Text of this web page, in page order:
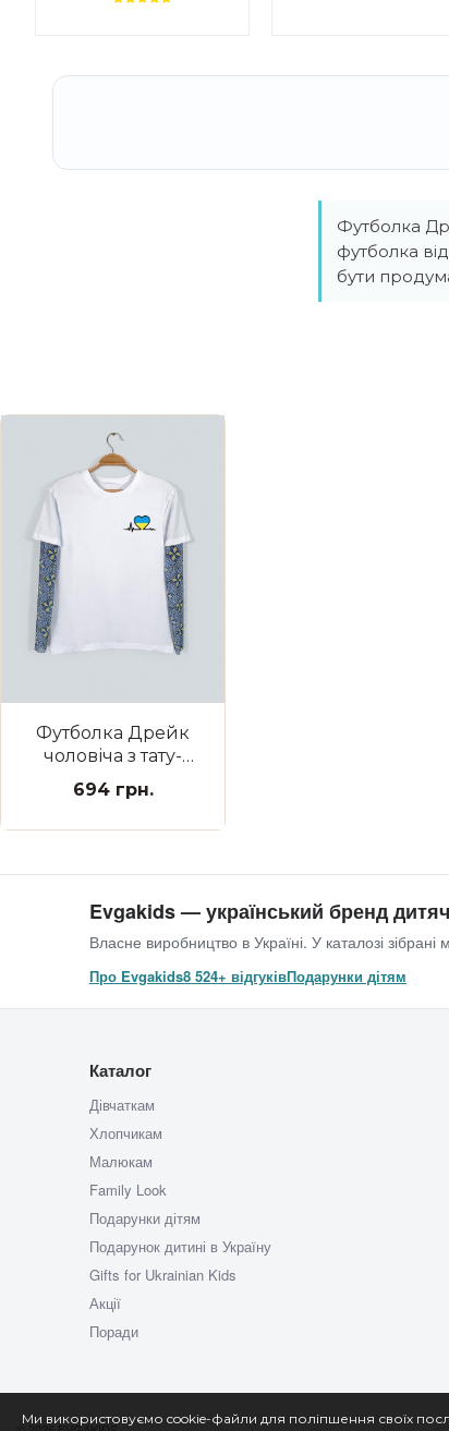
Футболка
футболка
бути
Футболка Дрейк
чоловіча з тату-
рукавами
Вишиванка біла З
Україною в сердці
694 грн.
Evgakids — український бренд
Власне виробництво в Україні. У каталозі
Про Evgakids8 524+ відгуківПодарунки дітям
Каталог
Дівчаткам
Хлопчикам
Малюкам
Family Look
Подарунки дітям
Подарунок дитині в Україну
Gifts for Ukrainian Kids
Акції
Поради
Ми використовуємо cookie-файли для поліпшення своїх